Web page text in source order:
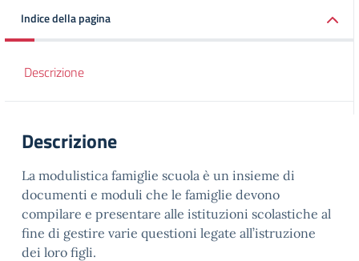
Indice della pagina
Descrizione
Descrizione
La modulistica famiglie scuola è un insieme di
documenti e moduli che le famiglie devono
compilare e presentare alle istituzioni scolastiche al
fine di gestire varie questioni legate all’istruzione
dei loro figli.